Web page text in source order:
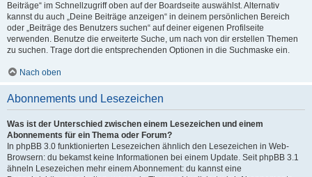
Beiträge“ im Schnellzugriff oben auf der Boardseite auswählst. Alternativ
kannst du auch „Deine Beiträge anzeigen“ in deinem persönlichen Bereich
oder „Beiträge des Benutzers suchen“ auf deiner eigenen Profilseite
verwenden. Benutze die erweiterte Suche, um nach von dir erstellen Themen
zu suchen. Trage dort die entsprechenden Optionen in die Suchmaske ein.
Nach oben
Abonnements und Lesezeichen
Was ist der Unterschied zwischen einem Lesezeichen und einem
Abonnements für ein Thema oder Forum?
In phpBB 3.0 funktionierten Lesezeichen ähnlich den Lesezeichen in Web-
Browsern: du bekamst keine Informationen bei einem Update. Seit phpBB 3.1
ähneln Lesezeichen mehr einem Abonnement: du kannst eine